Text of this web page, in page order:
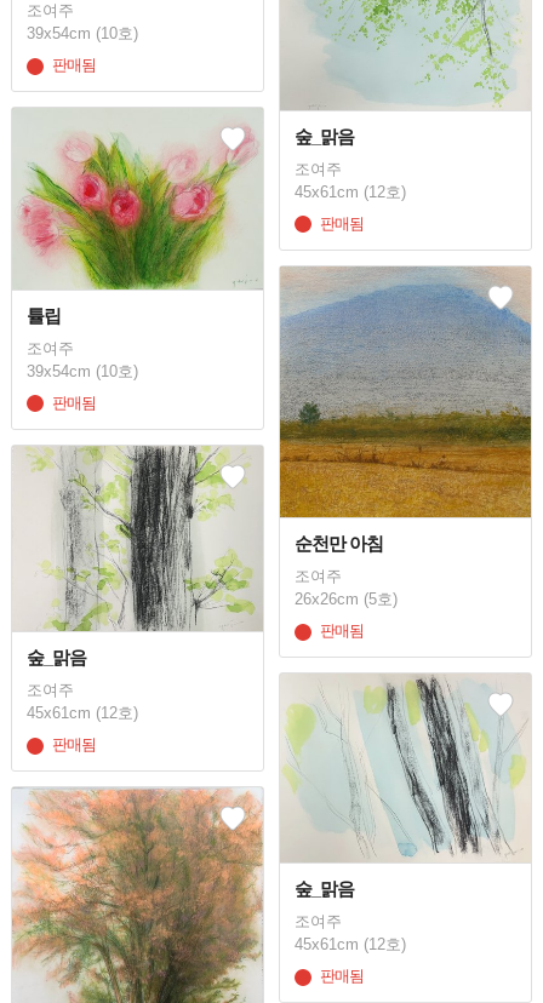
조여주
39x54cm (10호)
판매됨
숲_맑음
조여주
45x61cm (12호)
판매됨
튤립
조여주
39x54cm (10호)
판매됨
순천만 아침
조여주
26x26cm (5호)
판매됨
숲_맑음
조여주
45x61cm (12호)
판매됨
숲_맑음
조여주
45x61cm (12호)
판매됨